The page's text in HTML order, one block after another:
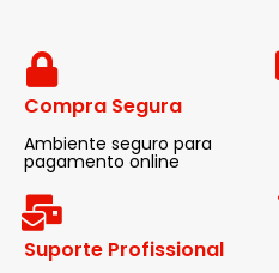
Compra Segura
Ambiente seguro para
pagamento online
Suporte Profissional